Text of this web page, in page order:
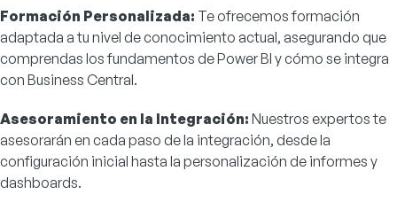
Formación Personalizada: Te ofrecemos formación
adaptada a tu nivel de conocimiento actual, asegurando que
comprendas los fundamentos de Power BI y cómo se integra
con Business Central.
Asesoramiento en la Integración: Nuestros expertos te
asesorarán en cada paso de la integración, desde la
configuración inicial hasta la personalización de informes y
dashboards.